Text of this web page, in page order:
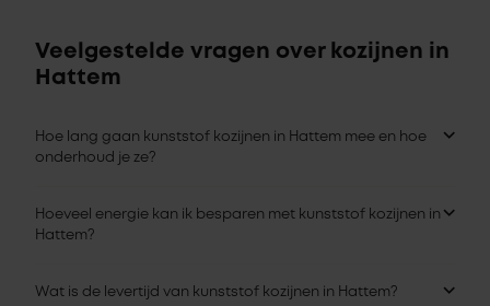
Veelgestelde vragen over kozijnen in
Hattem
Hoe lang gaan kunststof kozijnen in Hattem mee en hoe
onderhoud je ze?
Hoeveel energie kan ik besparen met kunststof kozijnen in
Hattem?
Wat is de levertijd van kunststof kozijnen in Hattem?